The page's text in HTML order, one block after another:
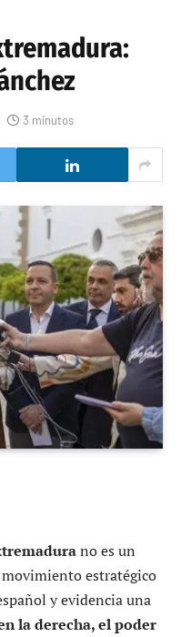
3 minutos
no es un
estratégico
y evidencia una
la derecha, el poder